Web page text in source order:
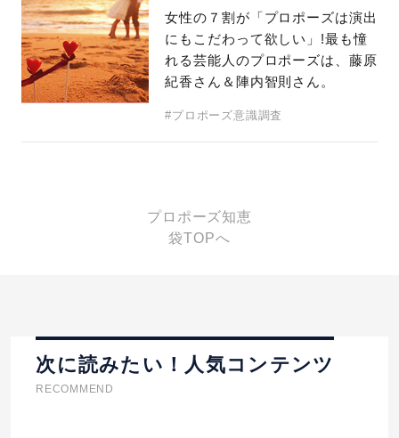
女性の７割が「プロポーズは演出
にもこだわって欲しい」!最も憧
れる芸能人のプロポーズは、藤原
紀香さん＆陣内智則さん。
#プロポーズ意識調査
プロポーズ知恵
袋TOPへ
次に読みたい！人気コンテンツ
RECOMMEND